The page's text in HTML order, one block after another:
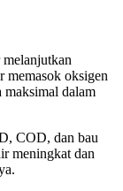
melanjutkan
memasok oksigen
maksimal dalam
COD, dan bau
meningkat dan